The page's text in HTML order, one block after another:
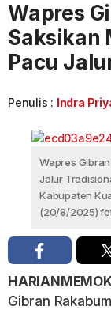
Wapres
Saksikan
Pacu
Penulis : Indra
Wapres
Jalur
Kabupaten
(20/8/2025)
Gibran